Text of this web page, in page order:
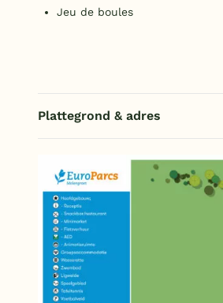
Jeu de boules
Plattegrond & adres